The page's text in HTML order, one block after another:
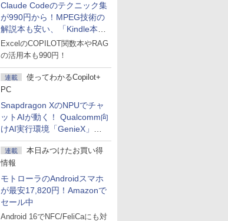
Claude Codeのテクニック集
が990円から！MPEG技術の
解説本も安い、「Kindle本サ
マーセール」第2弾開始！
ExcelのCOPILOT関数本やRAG
の活用本も990円！
連載
使ってわかるCopilot+
PC
Snapdragon XのNPUでチャ
ットAIが動く！ Qualcomm向
けAI実行環境「GenieX」を
試してみた
連載
本日みつけたお買い得
情報
モトローラのAndroidスマホ
が最安17,820円！Amazonで
セール中
Android 16でNFC/FeliCaにも対